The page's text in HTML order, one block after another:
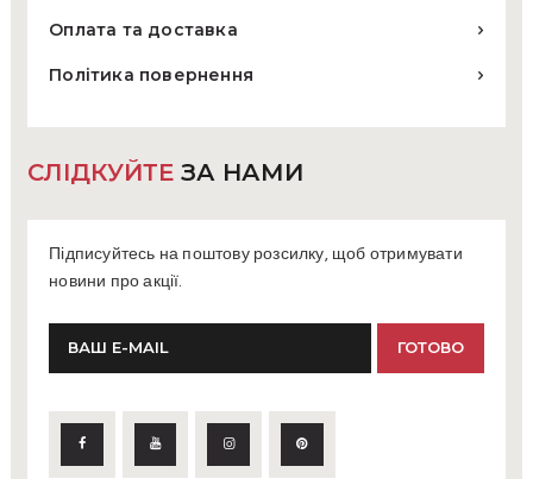
Оплата та доставка
Політика повернення
СЛІДКУЙТЕ ЗА НАМИ
Підписуйтесь на поштову розсилку, щоб отримувати
новини про акції.